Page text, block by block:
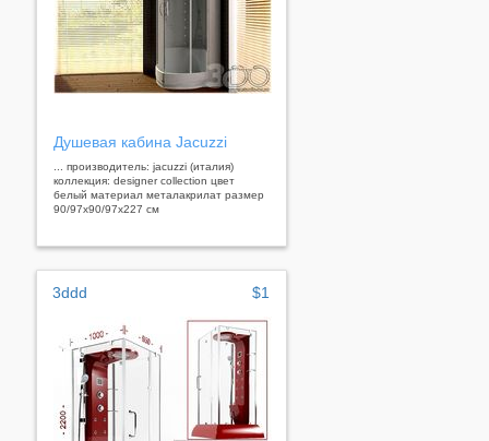
Душевая кабина Jacuzzi
... производитель: jacuzzi (италия)
коллекция: designer collection цвет
белый материал металакрилат размер
90/97х90/97х227 см
3ddd $1